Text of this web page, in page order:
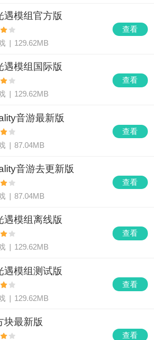
查看
遇模组官方版
| 129.62MB
查看
遇模组国际版
| 129.62MB
查看
音游最新版
| 87.04MB
查看
音游去更新版
| 87.04MB
查看
遇模组离线版
| 129.62MB
查看
遇模组测试版
| 129.62MB
查看
块最新版